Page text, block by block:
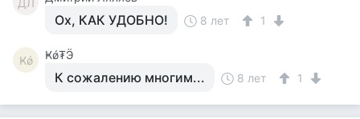
ДЛ
Ох, КАК УДОБНО! 8 лет 1
Ҝǿ Ҝǿ₮Ӭ
К сожалению многим... 8 лет 1